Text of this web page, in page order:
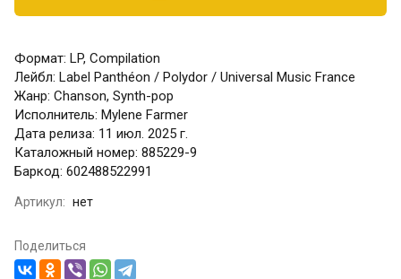
Формат: LP, Compilation
Лейбл: Label Panthéon / Polydor / Universal Music France
Жанр: Chanson, Synth-pop
Исполнитель: Mylene Farmer
Дата релиза: 11 июл. 2025 г.
Каталожный номер: 885229-9
Баркод: 602488522991
Артикул: нет
Поделиться